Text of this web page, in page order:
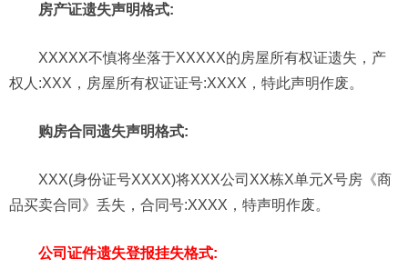
房产证遗失声明格式:
XXXXX不慎将坐落于XXXXX的房屋所有权证遗失，产
权人:XXX，房屋所有权证证号:XXXX，特此声明作废。
购房合同遗失声明格式:
XXX(身份证号XXXX)将XXX公司XX栋X单元X号房《商
品买卖合同》丢失，合同号:XXXX，特声明作废。
公司证件遗失登报挂失格式: